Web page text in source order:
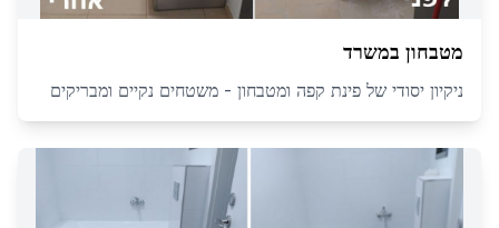
מטבחון במשרד
ניקיון יסודי של פינת קפה ומטבחון - משטחים נקיים ומבריקים